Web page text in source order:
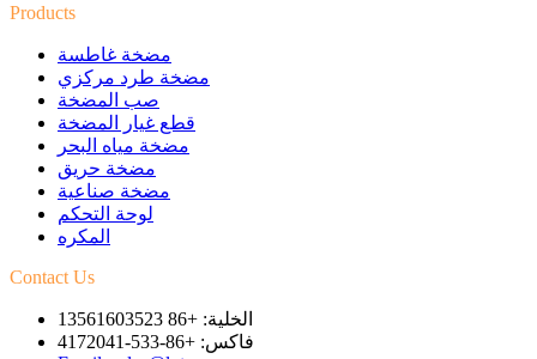
Products
مضخة غاطسة
مضخة طرد مركزي
صب المضخة
قطع غيار المضخة
مضخة مياه البحر
مضخة حريق
مضخة صناعية
لوحة التحكم
المكره
Contact Us
الخلية: +86 13561603523
فاكس: +86-533-4172041